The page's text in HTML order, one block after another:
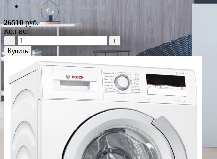
*Наличие уточняйте у менеджера
26510руб.
Кол-во:
−
+
Купить